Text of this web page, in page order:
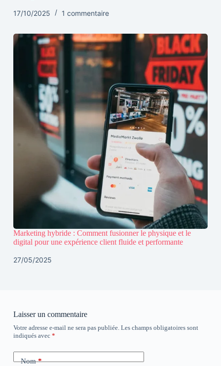
17/10/2025 1 commentaire
Marketing hybride : Comment fusionner le physique et le
digital pour une expérience client fluide et performante
27/05/2025
Laisser un commentaire
Votre adresse e-mail ne sera pas publiée. Les champs obligatoires sont
indiqués avec *
Nom*